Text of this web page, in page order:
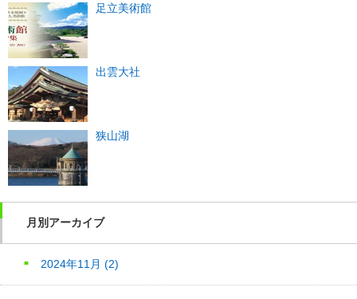
足立美術館
出雲大社
狭山湖
月別アーカイブ
2024年11月 (2)